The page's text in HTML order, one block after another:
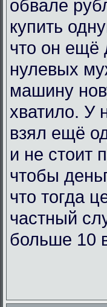
обвале
купить
что он ещё
нулевых
машину
хватило. У
взял ещё
и не стоит
чтобы
что тогда
частный
больше 10